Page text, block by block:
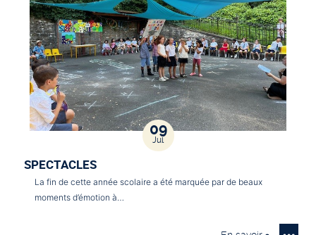
09
Jul
SPECTACLES
La fin de cette année scolaire a été marquée par de beaux
moments d’émotion à…